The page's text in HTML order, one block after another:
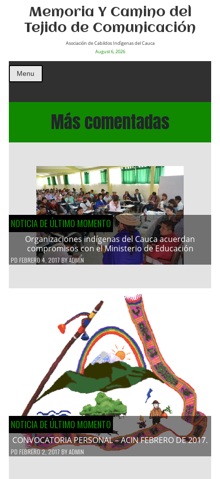
Memoria Y Camino del
Tejido de Comunicación
Asociación de Cabildos Indìgenas del Cauca
August 6, 2026
Menu
Más comentadas
NOTICIA DE ÚLTIMO MOMENTO
Organizaciones indígenas del Cauca acuerdan
compromisos con el Ministerio de Educación
PD FEBRERO 4, 2017 BYADMIN
NOTICIA DE ÚLTIMO MOMENTO
CONVOCATORIA PERSONAL – ACIN FEBRERO DE 2017.
PD FEBRERO 2, 2017 BYADMIN